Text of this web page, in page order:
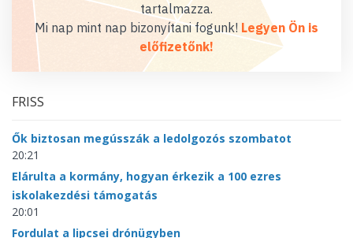
tartalmazza.
Mi nap mint nap bizonyítani fogunk! Legyen Ön is
előfizetőnk!
FRISS
Ők biztosan megússzák a ledolgozós szombatot
20:21
Elárulta a kormány, hogyan érkezik a 100 ezres
iskolakezdési támogatás
20:01
Fordulat a lipcsei drónügyben